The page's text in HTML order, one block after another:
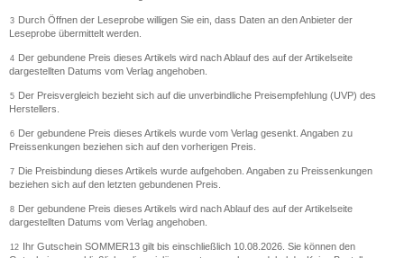
3
Durch Öffnen der Leseprobe willigen Sie ein, dass Daten an den Anbieter der
Leseprobe übermittelt werden.
4
Der gebundene Preis dieses Artikels wird nach Ablauf des auf der Artikelseite
dargestellten Datums vom Verlag angehoben.
5
Der Preisvergleich bezieht sich auf die unverbindliche Preisempfehlung (UVP) des
Herstellers.
6
Der gebundene Preis dieses Artikels wurde vom Verlag gesenkt. Angaben zu
Preissenkungen beziehen sich auf den vorherigen Preis.
7
Die Preisbindung dieses Artikels wurde aufgehoben. Angaben zu Preissenkungen
beziehen sich auf den letzten gebundenen Preis.
8
Der gebundene Preis dieses Artikels wird nach Ablauf des auf der Artikelseite
dargestellten Datums vom Verlag angehoben.
12
Ihr Gutschein SOMMER13 gilt bis einschließlich 10.08.2026. Sie können den